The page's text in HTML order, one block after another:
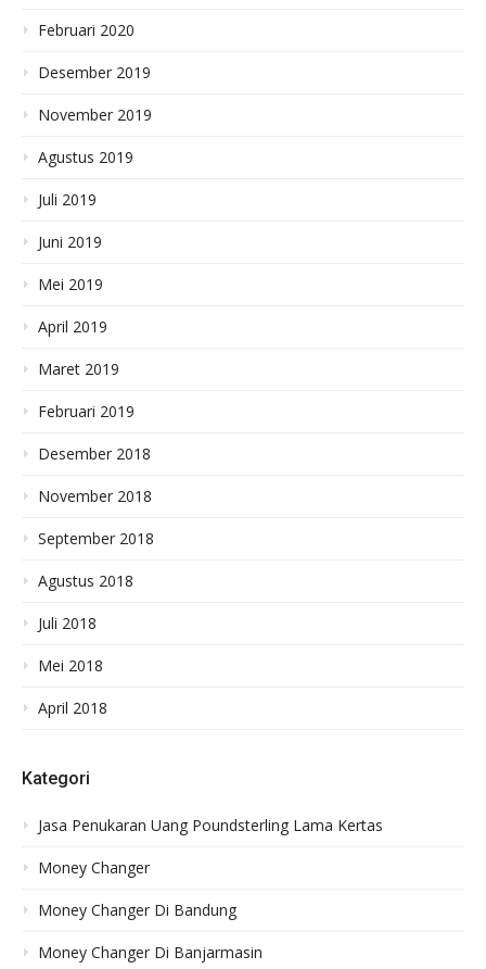
Februari 2020
Desember 2019
November 2019
Agustus 2019
Juli 2019
Juni 2019
Mei 2019
April 2019
Maret 2019
Februari 2019
Desember 2018
November 2018
September 2018
Agustus 2018
Juli 2018
Mei 2018
April 2018
Kategori
Jasa Penukaran Uang Poundsterling Lama Kertas
Money Changer
Money Changer Di Bandung
Money Changer Di Banjarmasin